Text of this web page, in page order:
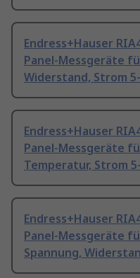
Endress+Hauser
Panel-Messgeräte
Widerstand, Strom
Endress+Hauser
Panel-Messgeräte
Temperatur, Strom
Endress+Hauser
Panel-Messgeräte
Spannung,